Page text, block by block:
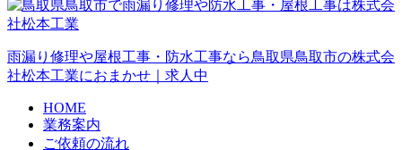
雨漏り修理や屋根工事・防水工事なら鳥取県鳥取市の株式会
社松本工業におまかせ｜求人中
HOME
業務案内
ご依頼の流れ